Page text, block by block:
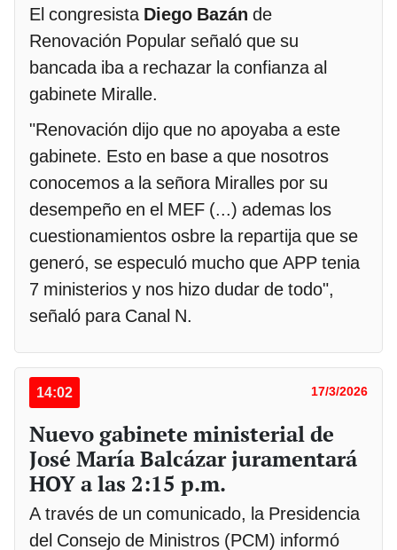
El congresistaDiego Bazán de
Renovación Popular señaló que su
bancada iba a rechazar la confianza al
gabinete Miralle.
"Renovación dijo que no apoyaba a este
gabinete. Esto en base a que nosotros
conocemos a la señora Miralles por su
desempeño en el MEF (...) ademas los
cuestionamientos osbre la repartija que se
generó, se especuló mucho que APP tenia
7 ministerios y nos hizo dudar de todo",
señaló para Canal N.
14:02 17/3/2026
Nuevo gabinete ministerial de
José María Balcázar juramentará
HOY a las 2:15 p.m.
A través de un comunicado, la Presidencia
del Consejo de Ministros (PCM) informó